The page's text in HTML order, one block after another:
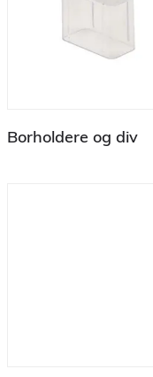
Borholdere og div